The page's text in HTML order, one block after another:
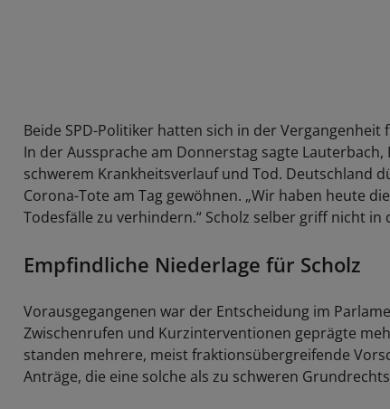
Beide SPD-Politiker hatten sich in der
In der Aussprache am Donnerstag sagte
schwerem Krankheitsverlauf und Tod. Deutschland
Corona-Tote am Tag gewöhnen. „Wir haben heute
Todesfälle zu verhindern.“ Scholz selber griff nicht in
Empfindliche Niederlage für Scholz
Vorausgegangenen war der Entscheidung im
Zwischenrufen und Kurzinterventionen geprägte
standen mehrere, meist fraktionsübergreifende
Anträge, die eine solche als zu schweren